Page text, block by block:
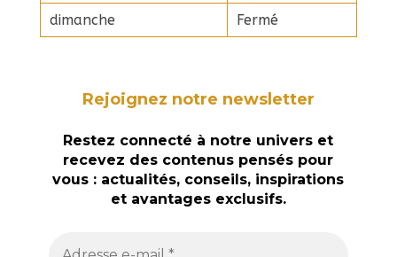
dimanche
Fermé
Rejoignez notre newsletter
Restez connecté à notre univers et
recevez des contenus pensés pour
vous : actualités, conseils, inspirations
et avantages exclusifs.